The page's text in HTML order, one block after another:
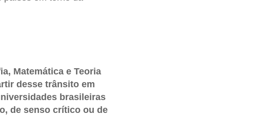
Matemática e Teoria
desse trânsito em
brasileiras
de senso crítico ou de